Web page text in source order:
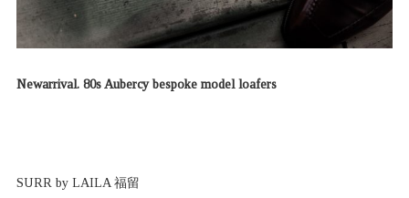
Newarrival. 80s Aubercy bespoke model loafers
SURR by LAILA 福留